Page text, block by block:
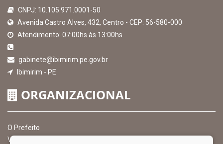
CNPJ: 10.105.971.0001-50
Avenida Castro Alves, 432, Centro - CEP: 56-580-000
Atendimento: 07:00hs às 13:00hs
gabinete@ibimirim.pe.gov.br
Ibimirim - PE
ORGANIZACIONAL
O Prefeito
Vice Prefeito